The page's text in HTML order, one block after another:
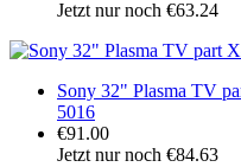
Jetzt nur noch €63.24
Sony 32" Plasma TV
5016
€91.00
Jetzt nur noch €84.63